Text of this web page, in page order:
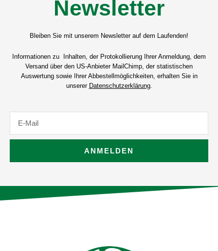
Newsletter
Bleiben Sie mit unserem Newsletter auf dem Laufenden!
Informationen zu Inhalten, der Protokollierung Ihrer Anmeldung, dem
Versand über den US-Anbieter MailChimp, der statistischen
Auswertung sowie Ihrer Abbestellmöglichkeiten, erhalten Sie in
unserer Datenschutzerklärung.
Mail
ANMELDEN